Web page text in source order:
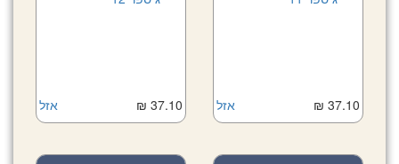
אזל 37.10 ₪ אזל 37.10 ₪